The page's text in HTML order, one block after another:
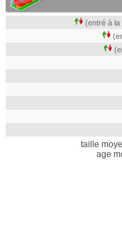
(entré à la
taille
age